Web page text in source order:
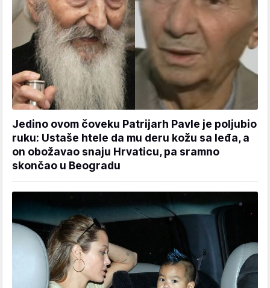
Jedino ovom čoveku Patrijarh Pavle je poljubio
ruku: Ustaše htele da mu deru kožu sa leđa, a
on obožavao snaju Hrvaticu, pa sramno
skončao u Beogradu